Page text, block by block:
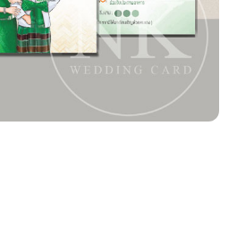
+
อร์ตราครั่งปิดซอง